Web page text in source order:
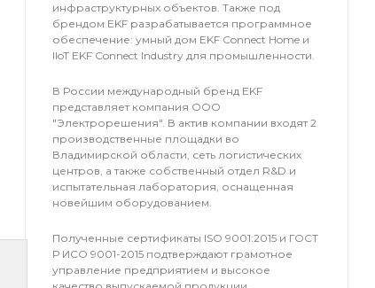
инфраструктурных объектов. Также под
брендом EKF разрабатывается программное
обеспечение: умный дом EKF Connect Home и
IIoT EKF Connect Industry для промышленности.
В России международный бренд EKF
представляет компания OOO
"Электрорешения". В актив компании входят 2
производственные площадки во
Владимирской области, сеть логистических
центров, а также собственный отдел R&D и
испытательная лаборатория, оснащенная
новейшим оборудованием.
Полученные сертификаты ISO 9001:2015 и ГОСТ
Р ИСО 9001-2015 подтверждают грамотное
управление предприятием и высокое
качество выпускаемой продукции.